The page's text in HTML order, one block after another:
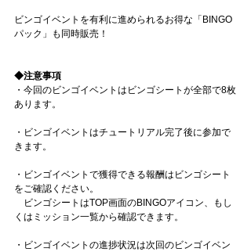
ビンゴイベントを有利に進められるお得な「BINGO
パック」も同時販売！
◆注意事項
・今回のビンゴイベントはビンゴシートが全部で8枚
あります。
・ビンゴイベントはチュートリアル完了後に参加で
きます。
・ビンゴイベントで獲得できる報酬はビンゴシート
をご確認ください。
ビンゴシートはTOP画面のBINGOアイコン、もし
くはミッション一覧から確認できます。
・ビンゴイベントの進捗状況は次回のビンゴイベン